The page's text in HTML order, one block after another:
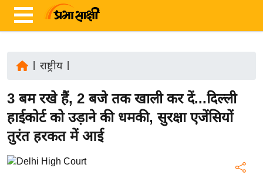
ज़ा
ख
ब
र
रा
राष्ट्रीय|
3 बम रखे हैं, 2 बजे तक खाली कर दें...दिल्‍ली
हाईकोर्ट को उड़ाने की धमकी, सुरक्षा एजेंसियों
तुरंत हरकत में आई